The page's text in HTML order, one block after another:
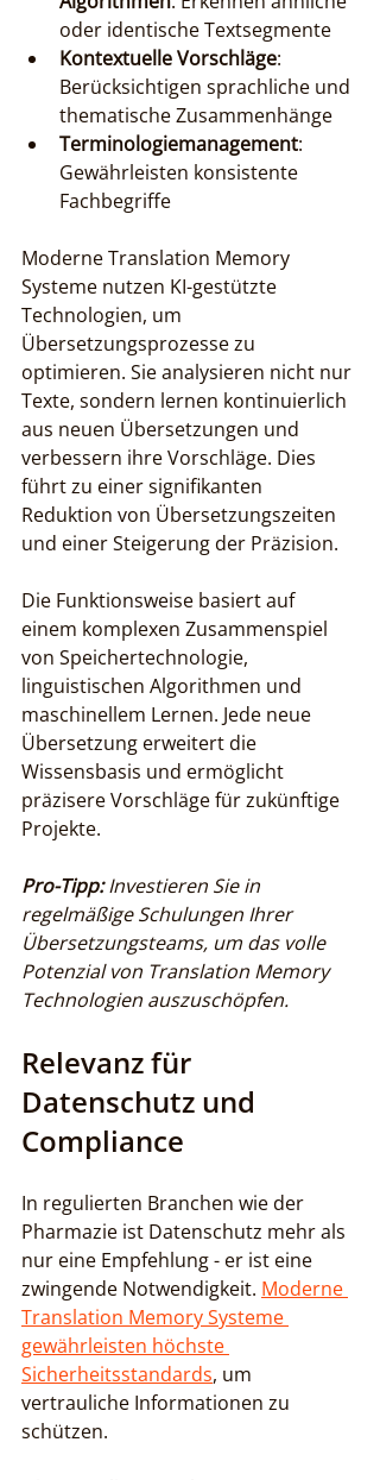
oder identische Textsegmente
Kontextuelle Vorschläge:
Berücksichtigen sprachliche und
thematische Zusammenhänge
Terminologiemanagement:
Gewährleisten konsistente
Fachbegriffe
Moderne Translation Memory
Systeme nutzen KI-gestützte
Technologien, um
Übersetzungsprozesse zu
optimieren. Sie analysieren nicht nur
Texte, sondern lernen kontinuierlich
aus neuen Übersetzungen und
verbessern ihre Vorschläge. Dies
führt zu einer signifikanten
Reduktion von Übersetzungszeiten
und einer Steigerung der Präzision.
Die Funktionsweise basiert auf
einem komplexen Zusammenspiel
von Speichertechnologie,
linguistischen Algorithmen und
maschinellem Lernen. Jede neue
Übersetzung erweitert die
Wissensbasis und ermöglicht
präzisere Vorschläge für zukünftige
Projekte.
Pro-Tipp: Investieren Sie in
regelmäßige Schulungen Ihrer
Übersetzungsteams, um das volle
Potenzial von Translation Memory
Technologien auszuschöpfen.
Relevanz für
Datenschutz und
Compliance
In regulierten Branchen wie der
Pharmazie ist Datenschutz mehr als
nur eine Empfehlung - er ist eine
zwingende Notwendigkeit. Moderne
Translation Memory Systeme
gewährleisten höchste
Sicherheitsstandards, um
vertrauliche Informationen zu
schützen.